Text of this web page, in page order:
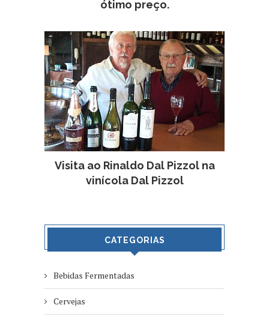
ótimo preço.
Visita ao Rinaldo Dal Pizzol na
vinícola Dal Pizzol
CATEGORIAS
Bebidas Fermentadas
Cervejas